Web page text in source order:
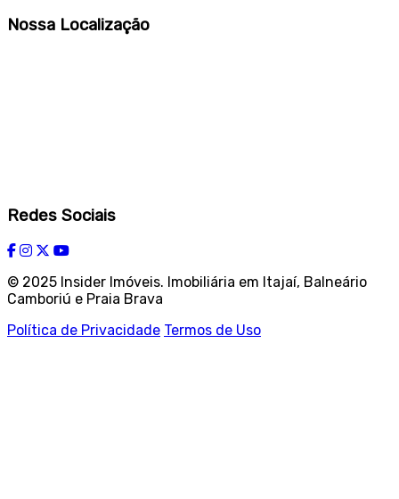
Nossa Localização
Redes Sociais
© 2025 Insider Imóveis. Imobiliária em Itajaí, Balneário
Camboriú e Praia Brava
Política de Privacidade Termos de Uso